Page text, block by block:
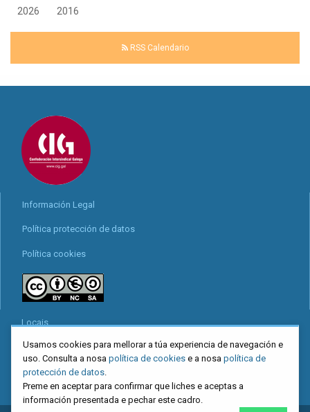
2026 2016
RSS Calendario
Información Legal
Política protección de datos
Política cookies
Locais
Mapa web
Redes sociais
Usamos cookies para mellorar a túa experiencia de navegación e
uso. Consulta a nosa política de cookies e a nosa política de
protección de datos
Preme en aceptar para confirmar que liches e aceptas a
información presentada e pechar este cadro.